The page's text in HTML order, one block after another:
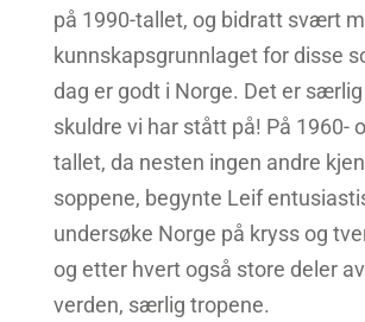
på 1990-tallet, og bidratt svært
kunnskapsgrunnlaget for disse
dag er godt i Norge. Det er
skuldre vi har stått på! På 1960-
tallet, da nesten ingen andre
soppene, begynte Leif
undersøke Norge på kryss og
og etter hvert også store deler
verden, særlig tropene.